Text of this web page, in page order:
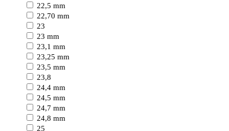
22,5 mm
22,70 mm
23
23 mm
23,1 mm
23,25 mm
23,5 mm
23,8
24,4 mm
24,5 mm
24,7 mm
24,8 mm
25